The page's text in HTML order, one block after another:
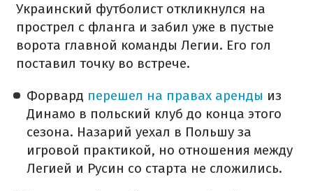
Украинский футболист откликнулся на
прострел с фланга и забил уже в пустые
ворота главной команды Легии. Его гол
поставил точку во встрече.
Форвард перешел на правах аренды из
Динамо в польский клуб до конца этого
сезона. Назарий уехал в Польшу за
игровой практикой, но отношения между
Легией и Русин со старта не сложились.